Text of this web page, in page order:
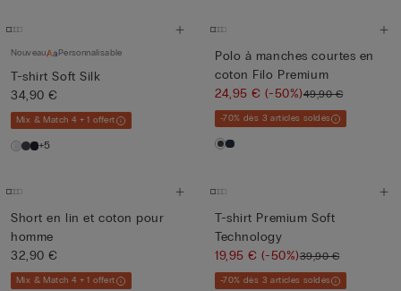
Nouveau Personnalisable
T-shirt Soft Silk
34,90 €
Mix & Match 4 + 1 offert
+5
Polo à manches courtes en
coton Filo Premium
24,95 €(-50%)49,90 €
-70% dès 3 articles soldés
Short en lin et coton pour
homme
32,90 €
Mix & Match 4 + 1 offert
T-shirt Premium Soft
Technology
19,95 €(-50%)39,90 €
-70% dès 3 articles soldés